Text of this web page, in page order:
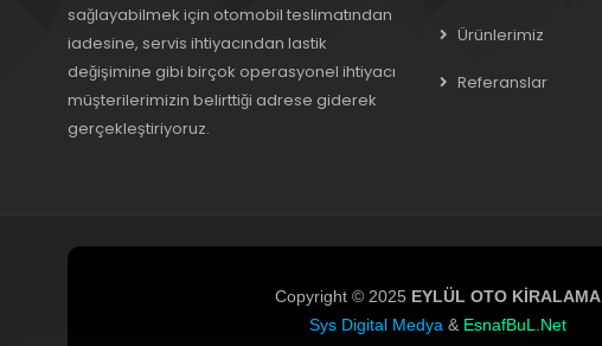
sağlayabilmek için otomobil teslimatından
iadesine, servis ihtiyacından lastik
değişimine gibi birçok operasyonel ihtiyacı
müşterilerimizin belirttiği adrese giderek
gerçekleştiriyoruz.
Ürünlerimiz
Referanslar
Copyright © 2025 EYLÜL OTO KİRALAMA
Sys Digital Medya& EsnafBuL.Net